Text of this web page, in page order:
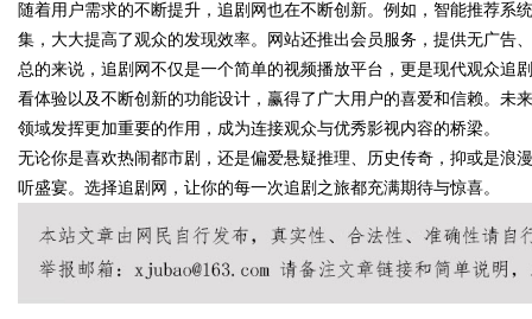
!
随着用户需求的不断提升，追剧网也在不断创新。例如，智能推荐系
集，大大提高了观众的发现效率。网站还推出会员服务，提供无广告
总的来说，追剧网不仅是一个简单的视频播放平台，更是现代观众追
看体验以及不断创新的功能设计，赢得了广大用户的喜爱和信赖。未
领域发挥更加重要的作用，成为连接观众与优秀影视内容的桥梁。
无论你是喜欢热闹都市剧，还是偏爱悬疑推理、历史传奇，抑或是浪
听盛宴。选择追剧网，让你的每一次追剧之旅都充满期待与惊喜。